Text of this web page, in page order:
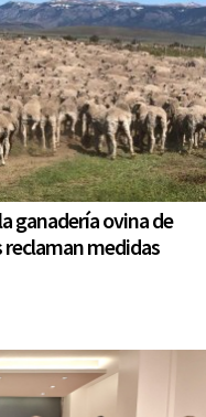
ganadería ovina de
medidas